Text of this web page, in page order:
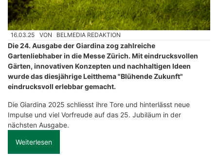
16.03.25 VON BELMEDIA REDAKTION
Die 24. Ausgabe der Giardina zog zahlreiche
Gartenliebhaber in die Messe Zürich. Mit eindrucksvollen
Gärten, innovativen Konzepten und nachhaltigen Ideen
wurde das diesjährige Leitthema "Blühende Zukunft"
eindrucksvoll erlebbar gemacht.
Die Giardina 2025 schliesst ihre Tore und hinterlässt neue
Impulse und viel Vorfreude auf das 25. Jubiläum in der
nächsten Ausgabe.
Weiterlesen